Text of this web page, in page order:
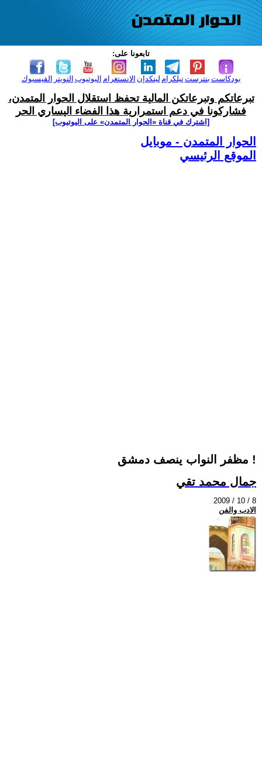
تابعونا على:
الفيسبوك التويتر اليوتيوب الانستغرام لينكدإن تيلكرامبنترست بودكاست
تبرعاتكم وتبرعاتكن المالية تحفظ استقلال الحوار المتمدن،
فشاركونا في دعم استمرارية هذا الفضاء اليساري الحر
[اشترك في قناة ‫«الحوار المتمدن» على اليوتيوب]
الحوار المتمدن - موبايل
الموقع الرئيسي
مظفر النواب ينصف دمشق !
جمال محمد تقي
2009 / 10 / 8
الادب والفن